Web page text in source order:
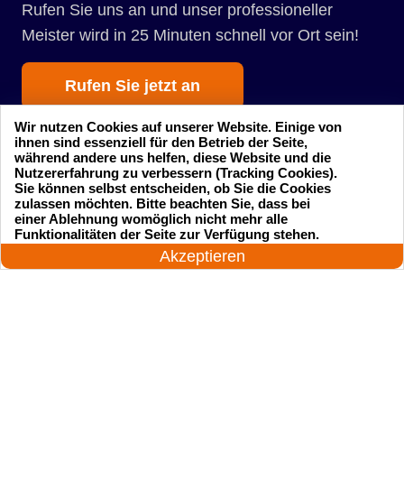
Rufen Sie uns an und unser professioneller
Meister wird in 25 Minuten schnell vor Ort sein!
Rufen Sie jetzt an
Startseite Einsatzgebiete
Preise
24 Stunden am Tag
Akzeptieren
Wir nutzen Cookies auf unserer Website. Einige von
ihnen sind essenziell für den Betrieb der Seite,
während andere uns helfen, diese Website und die
Nutzererfahrung zu verbessern (Tracking Cookies).
Sie können selbst entscheiden, ob Sie die Cookies
zulassen möchten. Bitte beachten Sie, dass bei
einer Ablehnung womöglich nicht mehr alle
Funktionalitäten der Seite zur Verfügung stehen.